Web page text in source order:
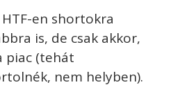
en shortokra
is, de csak akkor,
piac (tehát
nem helyben).